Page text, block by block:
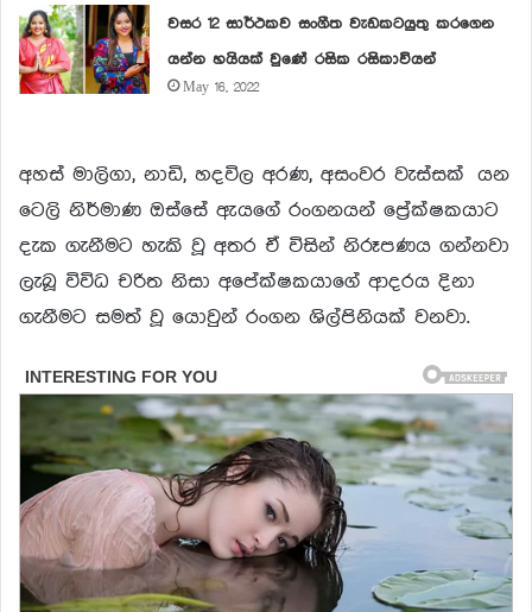
වසර 12 සාර්ථකව සංගීත වැඩකටයුතු කරගෙන
යන්න හයියක් වුණේ රසික රසිකාවියන්
May 16, 2022
අහස් මාලිගා, නාඩි, හදවිල අරණ, අසංවර වැස්සක් යන
ටෙලි නිර්මාණ ඔස්සේ ඇයගේ රංගනයන් ප්‍රේක්ෂකයාට
දැක ගැනීමට හැකි වූ අතර ඒ විසින් නිරූපණය ගන්නවා
ලැබූ විවිධ චරිත නිසා අපේක්ෂකයාගේ ආදරය දිනා
ගැනීමට සමත් වූ යොවුන් රංගන ශිල්පිනියක් වනවා.